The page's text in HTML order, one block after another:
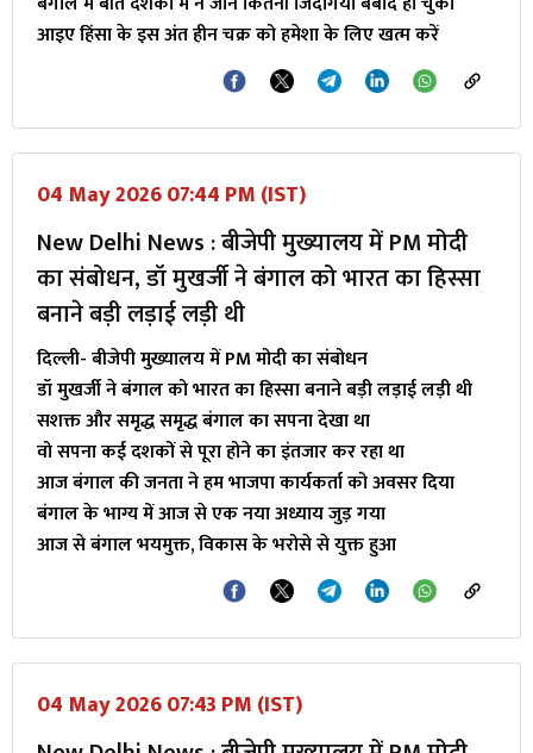
आइए हिंसा के इस अंत हीन चक्र को हमेशा के लिए खत्म करें
04 May 2026 07:44 PM (IST)
New Delhi News : बीजेपी मुख्यालय में PM मोदी
का संबोधन, डॉ मुखर्जी ने बंगाल को भारत का हिस्सा
बनाने बड़ी लड़ाई लड़ी थी
दिल्ली- बीजेपी मुख्यालय में PM मोदी का संबोधन
डॉ मुखर्जी ने बंगाल को भारत का हिस्सा बनाने बड़ी लड़ाई लड़ी थी
सशक्त और समृद्ध समृद्ध बंगाल का सपना देखा था
वो सपना कई दशकों से पूरा होने का इंतजार कर रहा था
आज बंगाल की जनता ने हम भाजपा कार्यकर्ता को अवसर दिया
बंगाल के भाग्य में आज से एक नया अध्याय जुड़ गया
आज से बंगाल भयमुक्त, विकास के भरोसे से युक्त हुआ
04 May 2026 07:43 PM (IST)